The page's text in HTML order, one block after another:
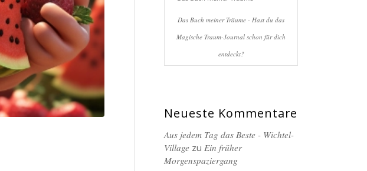
Das Buch meiner Träume - Hast du das
Magische Traum-Journal schon für dich
entdeckt?
Neueste Kommentare
Aus jedem Tag das Beste - Wichtel-
Village zu Ein früher
Morgenspaziergang